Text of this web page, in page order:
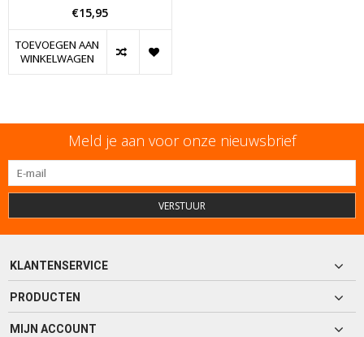
€15,95
TOEVOEGEN AAN
WINKELWAGEN
Meld je aan voor onze nieuwsbrief
VERSTUUR
KLANTENSERVICE
PRODUCTEN
MIJN ACCOUNT